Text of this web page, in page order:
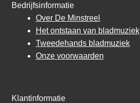
Bedrijfsinformatie
Over De Minstreel
Het ontstaan van bladmuziek
Tweedehands bladmuziek
Onze voorwaarden
Klantinformatie